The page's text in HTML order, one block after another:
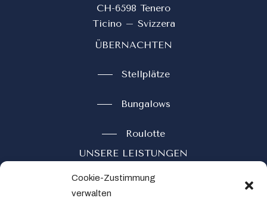
Cookie-Zustimmung
verwalten
CH-6598 Tenero
Ticino – Svizzera
ÜBERNACHTEN
Stellplätze
Bungalows
Roulotte
UNSERE LEISTUNGEN
Restaurant